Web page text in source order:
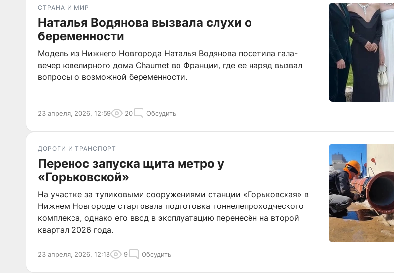
СТРАНА И МИР
Наталья Водянова вызвала слухи о
беременности
Модель из Нижнего Новгорода Наталья Водянова посетила гала-
вечер ювелирного дома Chaumet во Франции, где ее наряд вызвал
вопросы о возможной беременности.
23 апреля, 2026, 12:59 20 Обсудить
ДОРОГИ И ТРАНСПОРТ
Перенос запуска щита метро у
«Горьковской»
На участке за тупиковыми сооружениями станции «Горьковская» в
Нижнем Новгороде стартовала подготовка тоннелепроходческого
комплекса, однако его ввод в эксплуатацию перенесён на второй
квартал 2026 года.
23 апреля, 2026, 12:18 9 Обсудить